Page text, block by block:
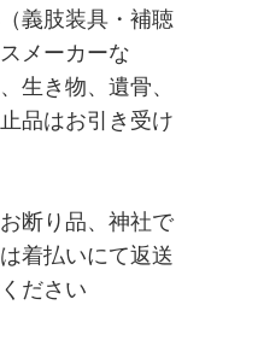
義肢装具・補聴
メーカーな
生き物、遺骨、
品はお引き受け
断り品、神社で
着払いにて返送
ださい